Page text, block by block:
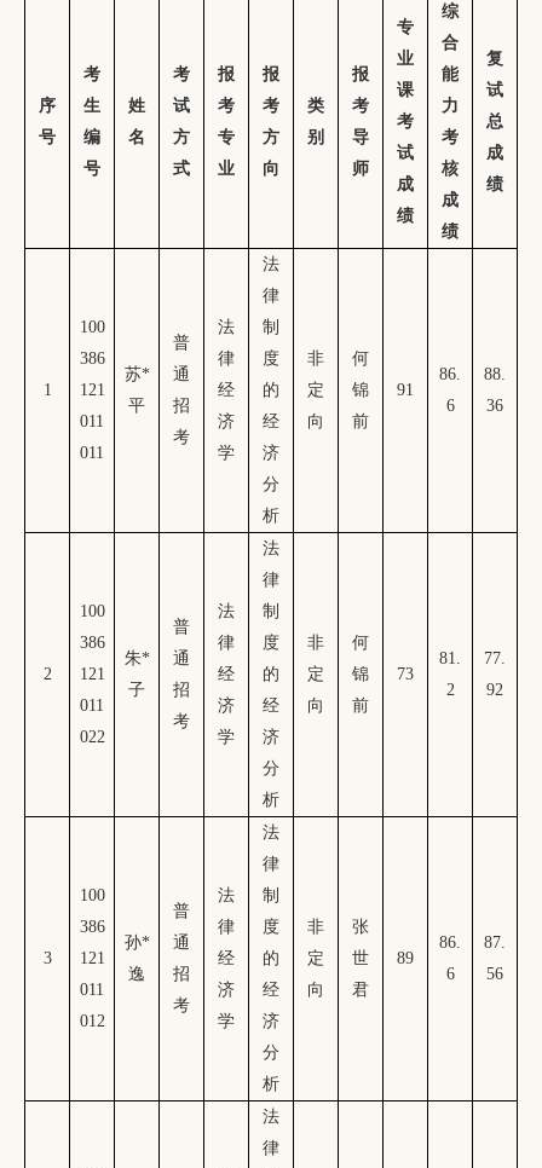
序
号
考
生
编
号
姓
名
考
试
方
式
报
考
专
业
报
考
方
向
类
别
报
考
导
师
专
业
课
考
试
成
绩
综
合
能
力
考
核
成
绩
复
试
总
成
绩
1
100
386
121
011
011
苏*
平
普
通
招
考
法
律
经
济
学
法
律
制
度
的
经
济
分
析
非
定
向
何
锦
前
91
86.
6
88.
36
2
100
386
121
011
022
朱*
子
普
通
招
考
法
律
经
济
学
法
律
制
度
的
经
济
分
析
非
定
向
何
锦
前
73
81.
2
77.
92
3
100
386
121
011
012
孙*
逸
普
通
招
考
法
律
经
济
学
法
律
制
度
的
经
济
分
析
非
定
向
张
世
君
89
86.
6
87.
56
法
律